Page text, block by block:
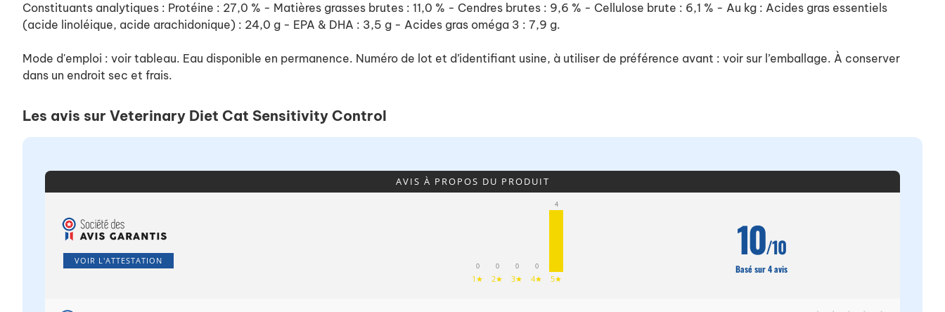
Constituants analytiques : Protéine : 27,0 % - Matières grasses brutes : 11,0 % - Cendres brutes : 9,6 % - Cellulose brute : 6,1 % - Au kg : Acides gras essentiels
(acide linoléique, acide arachidonique) : 24,0 g - EPA & DHA : 3,5 g - Acides gras oméga 3 : 7,9 g.
Mode d'emploi : voir tableau. Eau disponible en permanence. Numéro de lot et d’identifiant usine, à utiliser de préférence avant : voir sur l’emballage. À conserver
dans un endroit sec et frais.
Les avis sur Veterinary Diet Cat Sensitivity Control
AVIS À PROPOS DU PRODUIT
VOIR L'ATTESTATION
0
1★
0
2★
0
3★
0
4★
4
5★
10/10
Basé sur 4 avis